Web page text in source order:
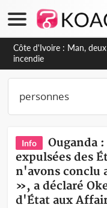
Côte d'Ivoire : Séileu, la
transformée en vaste
dépigmentants
Info
Ouganda
expulsées des
n'avons conclu
», a déclaré
d'État aux